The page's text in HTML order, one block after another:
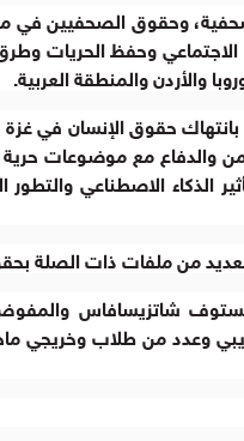
وحقوق الصحفيين في
وحفظ الحريات
والأردن والمنطقة العربية.
بانتهاك حقوق الإنسان في
والدفاع مع موضوعات
الذكاء الاصطناعي والتطور
من ملفات ذات الصلة
شاتزيسافاس
وعدد من طلاب وخريجي